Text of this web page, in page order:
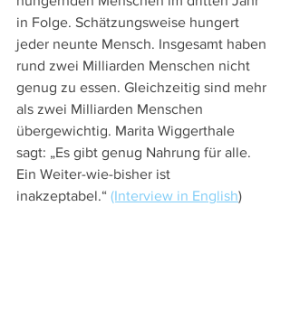
in Folge. Schätzungsweise hungert
jeder neunte Mensch. Insgesamt haben
rund zwei Milliarden Menschen nicht
genug zu essen. Gleichzeitig sind mehr
als zwei Milliarden Menschen
übergewichtig. Marita Wiggerthale
sagt: „Es gibt genug Nahrung für alle.
Ein Weiter-wie-bisher ist
inakzeptabel.“ (Interview in English)